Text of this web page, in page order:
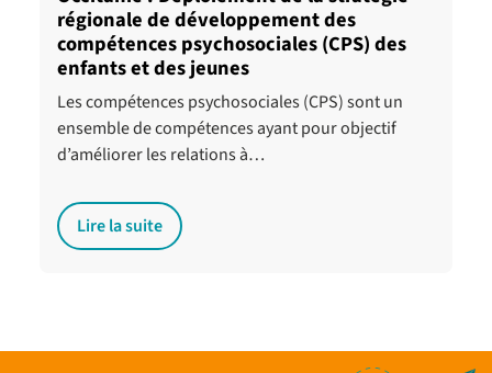
régionale de développement des
compétences psychosociales (CPS) des
enfants et des jeunes
Les compétences psychosociales (CPS) sont un
ensemble de compétences ayant pour objectif
d’améliorer les relations à…
Lire la suite